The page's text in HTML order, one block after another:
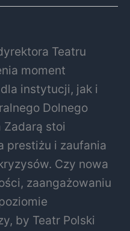
Teatru
moment
instytucji, jak i
Dolnego
Zadarą stoi
prestiżu i zaufania
Czy nowa
zaangażowaniu
by Teatr Polski